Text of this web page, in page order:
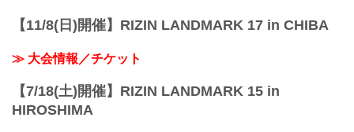
【11/8(日)開催】RIZIN LANDMARK 17 in CHIBA
≫ 大会情報／チケット
【7/18(土)開催】RIZIN LANDMARK 15 in
HIROSHIMA